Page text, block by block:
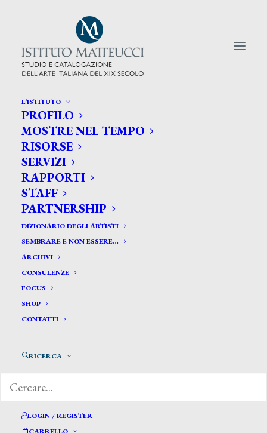
L’ISTITUTO
PROFILO
MOSTRE NEL TEMPO
RISORSE
SERVIZI
RAPPORTI
STAFF
PARTNERSHIP
DIZIONARIO DEGLI ARTISTI
SEMBRARE E NON ESSERE…
ARCHIVI
CONSULENZE
FOCUS
SHOP
CONTATTI
RICERCA
LOGIN / REGISTER
CERCA TRA GLI ARTISTI:
Search
for:
Matweck T.